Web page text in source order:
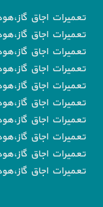
تعمیرات اجاق
تعمیرات اجاق
تعمیرات اجاق
تعمیرات اجاق
تعمیرات اجاق
تعمیرات اجاق
تعمیرات اجاق
تعمیرات اجاق
تعمیرات اجاق
تعمیرات اجاق